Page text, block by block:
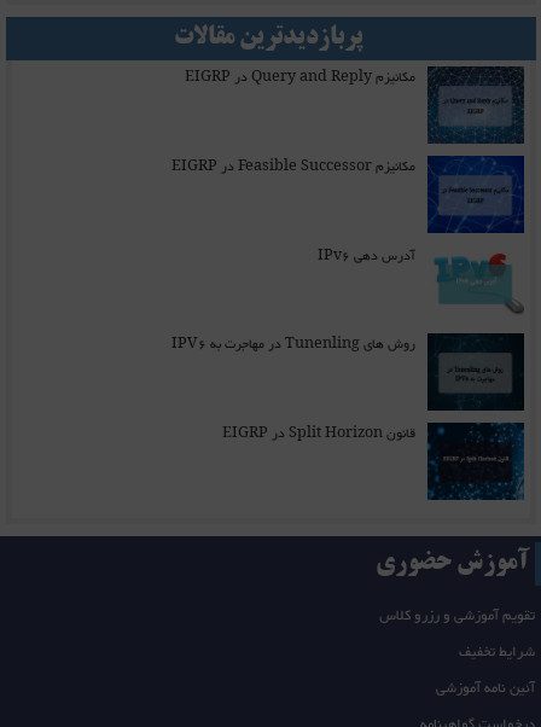
پربازدیدترین مقالات
مکانیزم Query and Reply در EIGRP
مکانیزم Feasible Successor در EIGRP
آدرس دهی IPv6
روش های Tunenling در مهاجرت به IPV6
قانون Split Horizon در EIGRP
آموزش حضوری
تقویم آموزشی و رزرو کلاس
شرایط تخفیف
آئین نامه آموزشی